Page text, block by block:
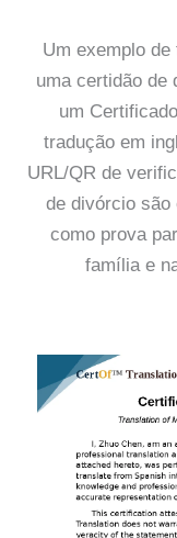
Um exemplo
uma certidão de
um
tradução em
URL/QR de
de divórcio são
como prova
família e